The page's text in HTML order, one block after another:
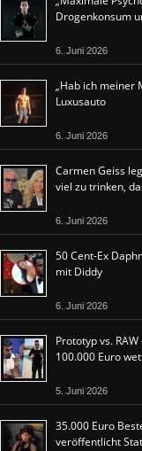
Drogenkonsum
6. Juni 2026
„Hab ich meiner
Luxusauto
6. Juni 2026
Carmen Geiss
viel zu trinken,
6. Juni 2026
50 Cent-Ex
mit Diddy
6. Juni 2026
Prototyp vs.
100.000 Euro
5. Juni 2026
35.000 Euro
veröffentlicht